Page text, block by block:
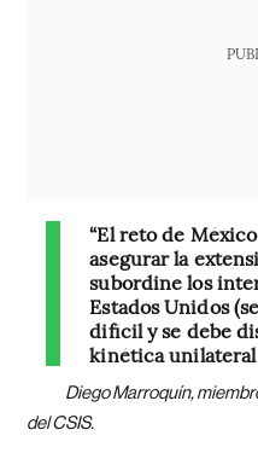
“El reto de
asegurar la
subordine los
Estados Unidos
difícil y se debe
kinética
Diego Marroquín,
del CSIS.